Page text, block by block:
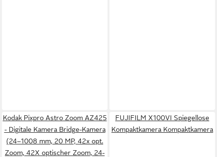
Kodak Pixpro Astro Zoom AZ425
- Digitale Kamera Bridge-Kamera
(24–1008 mm, 20 MP, 42x opt.
Zoom, 42X optischer Zoom, 24-
FUJIFILM X100VI Spiegellose
Kompaktkamera Kompaktkamera